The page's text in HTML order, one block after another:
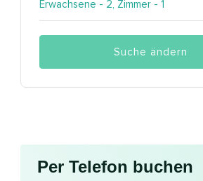
Suche ändern
Per Telefon buchen